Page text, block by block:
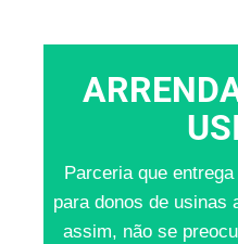
Parceria que
para donos de usinas
assim, não se